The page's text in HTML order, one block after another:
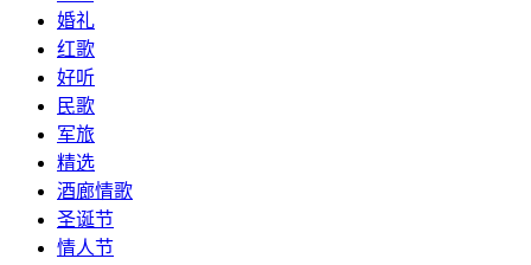
婚礼
红歌
好听
民歌
军旅
精选
酒廊情歌
圣诞节
情人节